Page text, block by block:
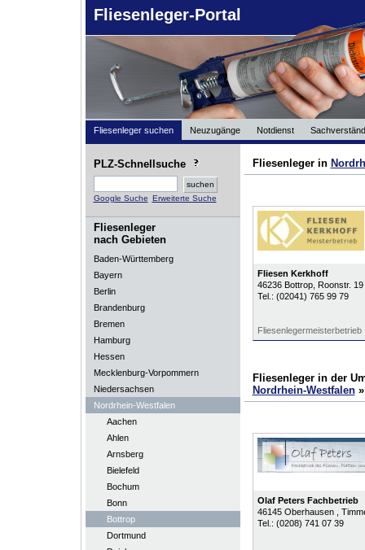
Fliesenleger-Portal
Fliesenleger suchen Neuzugänge Notdienst
PLZ-Schnellsuche
Google Suche Erweiterte Suche
Fliesenleger
nach Gebieten
Baden-Württemberg
Bayern
Berlin
Brandenburg
Bremen
Hamburg
Hessen
Mecklenburg-Vorpommern
Niedersachsen
Nordrhein-Westfalen
Aachen
Ahlen
Arnsberg
Bielefeld
Bochum
Bonn
Bottrop
Dortmund
Fliesenleger in
Fliesen Kerkhoff
46236 Bottrop, Roonstr. 19
Tel.: (02041) 765 99 79
Fliesenlegermeisterbetrieb
Fliesenleger in der
Nordrhein-Westfalen
Olaf Peters Fachbetrieb
46145 Oberhausen
,
Tel.: (0208) 741 07 39